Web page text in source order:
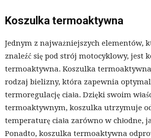
Koszulka termoaktywna
Jednym z najważniejszych elementów,
znaleźć się pod strój motocyklowy, jest
termoaktywna. Koszulka
rodzaj bielizny, która zapewnia
termoregulację ciała. Dzięki swoim
termoaktywnym, koszulka utrzymuje
temperaturę ciała zarówno w chłodne,
Ponadto, koszulka termoaktywna